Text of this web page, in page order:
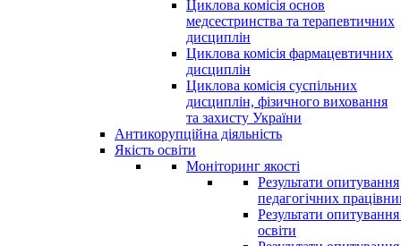
Циклова комісія основ
медсестринства та терапевтичних
дисциплін
Циклова комісія фармацевтичних
дисциплін
Циклова комісія суспільних
дисциплін, фізичного виховання
та захисту України
Антикорупційна діяльність
Якість освіти
Моніторинг якості
Результати опитування
педагогічних
Результати опитування
освіти